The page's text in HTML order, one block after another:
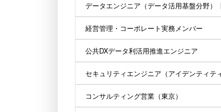
データエンジニア（データ活用基盤分野）
経営管理・コーポレート実務メンバー
公共DXデータ利活用推進エンジニア
セキュリティエンジニア（アイデンティテ
コンサルティング営業（東京）